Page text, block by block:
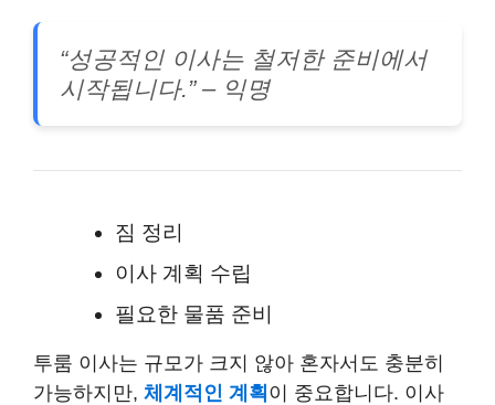
“성공적인 이사는 철저한 준비에서
시작됩니다.” – 익명
짐 정리
이사 계획 수립
필요한 물품 준비
투룸 이사는 규모가 크지 않아 혼자서도 충분히
가능하지만, 체계적인 계획 이 중요합니다. 이사